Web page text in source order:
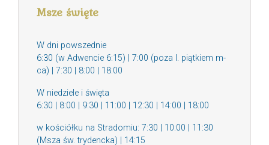
Msze święte
W dni powszednie
6:30 (w Adwencie 6:15) | 7:00 (poza I. piątkiem m-
ca) | 7:30 | 8:00 | 18:00
W niedziele i święta
6:30 | 8:00 | 9:30 | 11:00 | 12:30 | 14:00 | 18:00
w kościółku na Stradomiu: 7:30 | 10:00 | 11:30
(Msza św. trydencka) | 14:15